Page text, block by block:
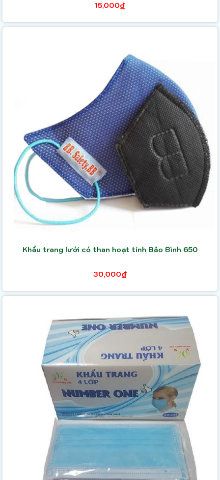
15,000₫
Khẩu trang lưới có than hoạt tính Bảo Bình 650
30,000₫